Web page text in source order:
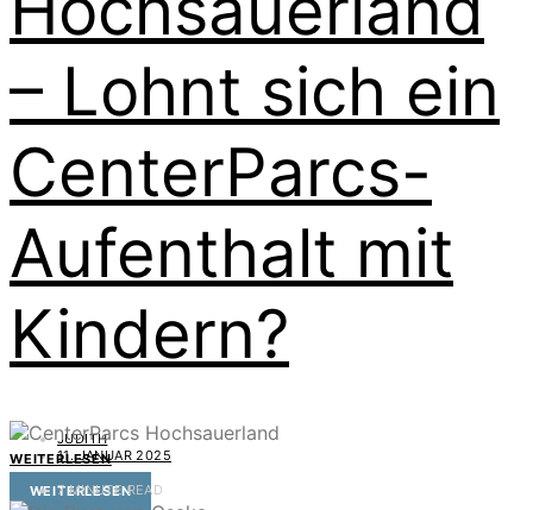
– Lohnt sich ein
CenterParcs-
Aufenthalt mit
Kindern?
JUDITH
11. JANUAR 2025
WEITERLESEN
WEITERLESEN
7 MINUTE READ